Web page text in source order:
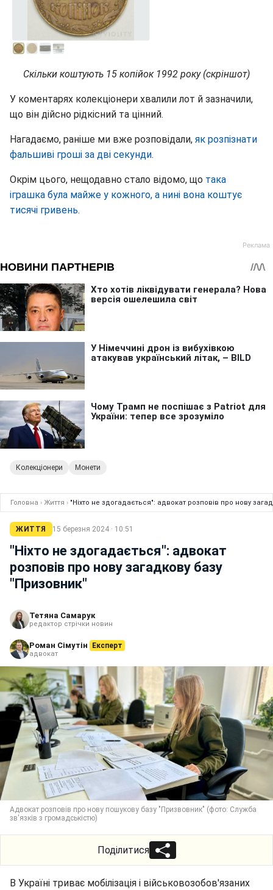
Скільки коштують 15 копійок 1992 року (скріншот)
У коментарях колекціонери хвалили лот й зазначили,
що він дійсно рідкісний та цінний.
Нагадаємо, раніше ми вже розповідали, як розпізнати
фальшиві гроші за дві секунди.
Окрім цього, нещодавно стало відомо, що така
іграшка була майже у кожного, а нині вона коштує
тисячі гривень.
Колекціонери Монети
Головна › Життя › "Ніхто не здогадається": адвокат розповів про нову
ЖИТТЯ 15 березня 2024 · 10:51
"Ніхто не здогадається": адвокат
розповів про нову загадкову базу
"Призовник"
Тетяна Самарук
редактор стрічки новин
Роман Сімутін Експерт
адвокат
Адвокат розповів про нову пошукову базу "Призвовник" (фото: Служба
зв'язків з громадськістю)
Поділитися
В Україні триває мобілізація і військовозобов'язаних